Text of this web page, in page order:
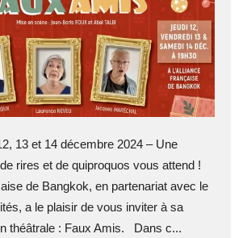
13 et 14 décembre 2024 – Une
rires et de quiproquos vous attend !
de Bangkok, en partenariat avec le
a le plaisir de vous inviter à sa
théâtrale : Faux Amis. Dans c...